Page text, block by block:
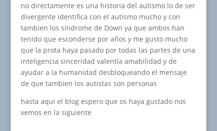
no directamente es una historia del autismo lo de ser
divergente identifica con el autismo mucho y con
tambien los síndrome de Down ya que ambos han
tenido que esconderse por años y me gusto mucho
que la prota haya pasado por todas las partes de una
inteligencia sinceridad valentía amabilidad y de
ayudar a la humanidad desbloqueando el mensaje
de que tambien los autistas son personas
hasta aqui el blog espero que os haya gustado nos
vemos en la siguiente